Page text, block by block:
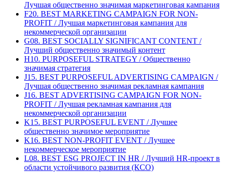
Лучшая общественно значимая маркетинговая кампания
F20. BEST MARKETING CAMPAIGN FOR NON-
PROFIT / Лучшая маркетинговая кампания для
некоммерческой организации
G08. BEST SOCIALLY SIGNIFICANT CONTENT /
Лучший общественно значимый контент
H10. PURPOSEFUL STRATEGY / Общественно
значимая стратегия
J15. BEST PURPOSEFUL ADVERTISING CAMPAIGN /
Лучшая общественно значимая рекламная кампания
J16. BEST ADVERTISING CAMPAIGN FOR NON-
PROFIT / Лучшая рекламная кампания для
некоммерческой организации
K15. BEST PURPOSEFUL EVENT / Лучшее
общественно значимое мероприятие
K16. BEST NON-PROFIT EVENT / Лучшее
некоммерческое мероприятие
L08. BEST ESG PROJECT IN HR / Лучший HR-проект в
области устойчивого развития (КСО)